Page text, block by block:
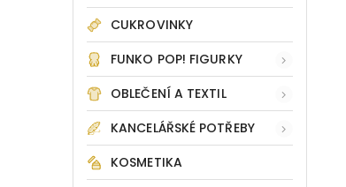
CUKROVINKY
FUNKO POP! FIGURKY
OBLEČENÍ A TEXTIL
KANCELÁŘSKÉ POTŘEBY
KOSMETIKA